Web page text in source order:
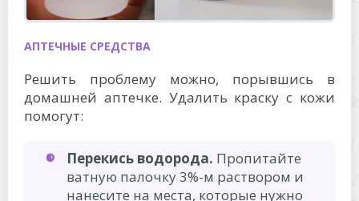
АПТЕЧНЫЕ СРЕДСТВА
Решить проблему можно, порывшись в
домашней аптечке. Удалить краску с кожи
помогут:
Перекись водорода. Пропитайте
ватную палочку 3%-м раствором и
нанесите на места, которые нужно